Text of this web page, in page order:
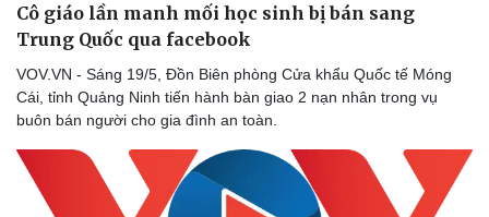
Bóng đá
Lịch thi đấu bóng đá
eSports
Hậu trường
Ô tô
Cô giáo lần manh mối học sinh bị bán sang
Trung Quốc qua facebook
VOV.VN - Sáng 19/5, Đồn Biên phòng Cửa khẩu Quốc tế Móng
Cái, tỉnh Quảng Ninh tiến hành bàn giao 2 nạn nhân trong vụ
buôn bán người cho gia đình an toàn.